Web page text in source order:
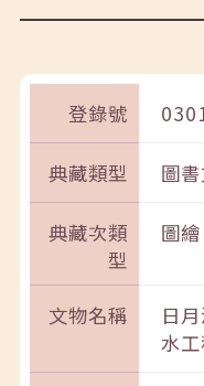
登錄號
典藏類型 圖
典藏次類
型
圖繪
文物名稱
日
水